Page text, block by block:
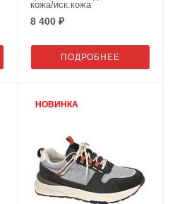
кожа/иск.кожа
8 400 ₽
ПОДРОБНЕЕ
НОВИНКА